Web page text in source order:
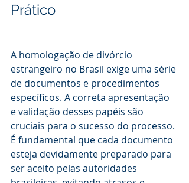
Prático
A homologação de divórcio
estrangeiro no Brasil exige uma série
de documentos e procedimentos
específicos. A correta apresentação
e validação desses papéis são
cruciais para o sucesso do processo.
É fundamental que cada documento
esteja devidamente preparado para
ser aceito pelas autoridades